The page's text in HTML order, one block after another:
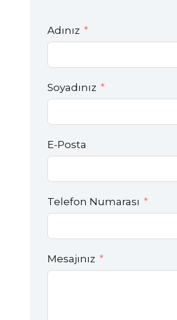
Adınız
Soyadınız
E-Posta
Telefon Numarası
Mesajınız